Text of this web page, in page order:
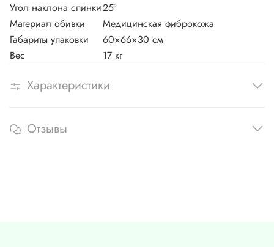
Угол наклона спинки25°
Материал обивки
Медицинская фиброкожа
Габариты упаковки
60×66×30 см
Вес
17 кг
Характеристики
Отзывы